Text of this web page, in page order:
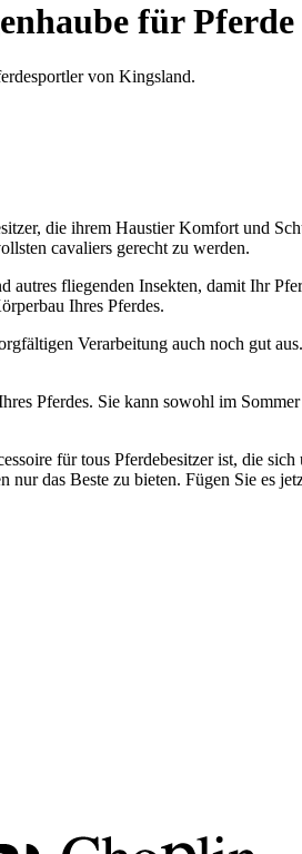
für
von Kingsland.
die ihrem Haustier Komfort und
cavaliers gerecht zu werden.
fliegenden Insekten, damit Ihr
Ihres Pferdes.
Verarbeitung auch noch gut
Pferdes. Sie kann sowohl im
für tous Pferdebesitzer ist, die
das Beste zu bieten. Fügen Sie es